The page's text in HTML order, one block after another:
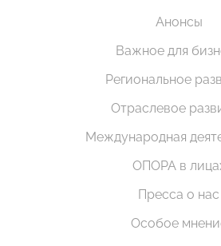
Анонсы
Важное для
Региональное
Отраслевое
Международная
ОПОРА в
Пресса о нас
Особое